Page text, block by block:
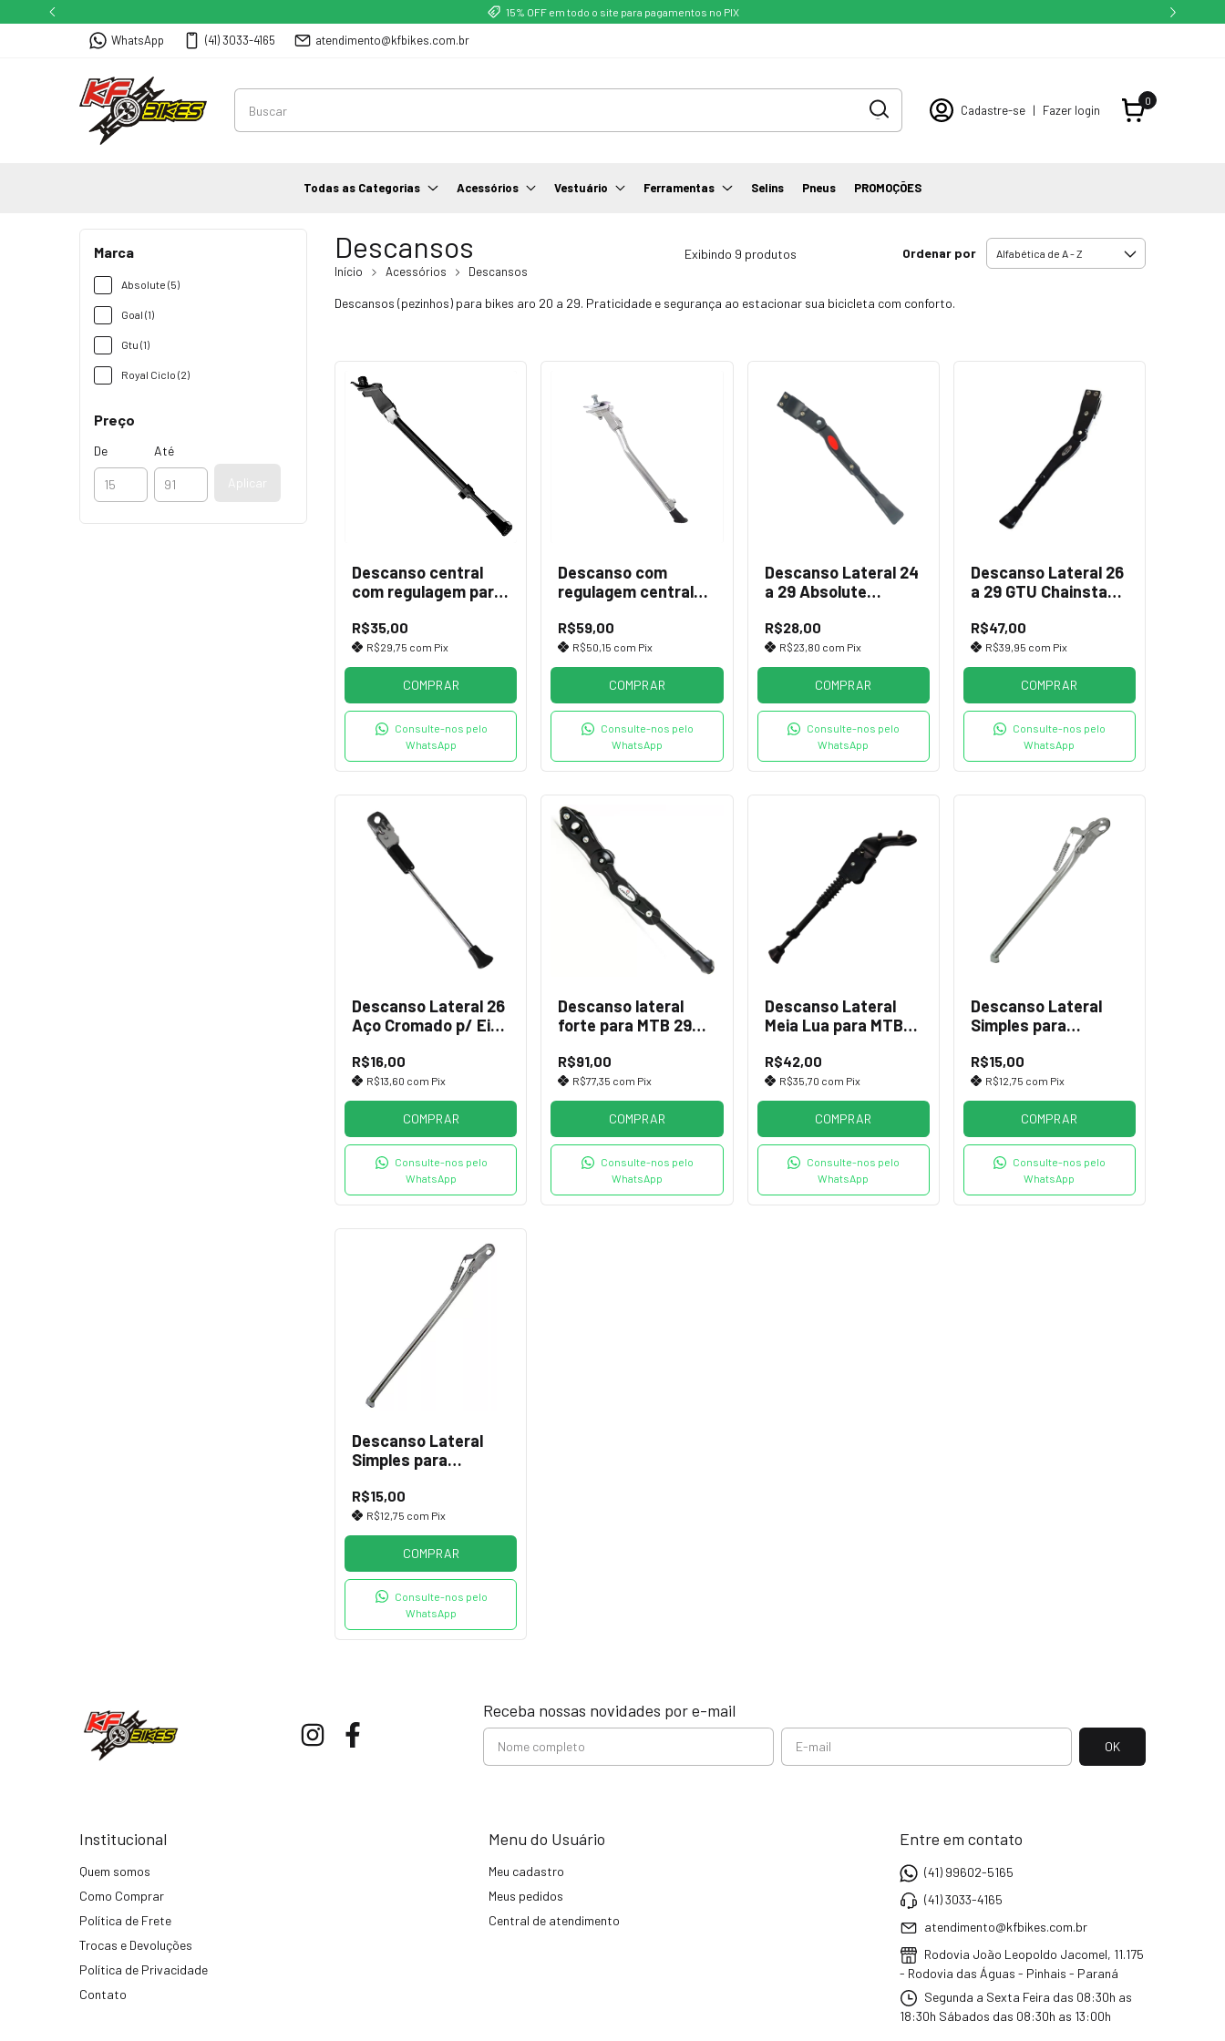
15% OFF em todo o site para pagamentos no PIX
WhatsApp (41) 3033-4165 atendimento@kfbikes.com.br
Cadastre-se | Fazer login
0
Todas as Categorias Acessórios Vestuário Ferramentas Selins Pneus PROMOÇÕES
Marca
Absolute (5)
Goal (1)
Gtu (1)
Royal Ciclo (2)
Preço
De Até
Aplicar
Descansos
Início Acessórios Descansos
Exibindo 9 produtos Ordenar por
Descansos (pezinhos) para bikes aro 20 a 29. Praticidade e segurança ao estacionar sua bicicleta com conforto.
Descanso central
com regulagem para
R$35,00
R$29,75 com Pix
COMPRAR
Consulte-nos pelo
WhatsApp
Descanso com
regulagem central
R$59,00
R$50,15 com Pix
COMPRAR
Consulte-nos pelo
WhatsApp
Descanso Lateral 24
a 29 Absolute
Preto
R$28,00
R$23,80 com Pix
COMPRAR
Consulte-nos pelo
WhatsApp
Descanso Lateral 26
a 29 GTU Chainstay
R$47,00
R$39,95 com Pix
COMPRAR
Consulte-nos pelo
WhatsApp
Descanso Lateral 26
Aço Cromado p/ Eixo
R$16,00
R$13,60 com Pix
COMPRAR
Consulte-nos pelo
WhatsApp
Descanso lateral
forte para MTB 29
R$91,00
R$77,35 com Pix
COMPRAR
Consulte-nos pelo
WhatsApp
Descanso Lateral
Meia Lua para MTB
R$42,00
R$35,70 com Pix
COMPRAR
Consulte-nos pelo
WhatsApp
Descanso Lateral
Simples para
R$15,00
R$12,75 com Pix
COMPRAR
Consulte-nos pelo
WhatsApp
Descanso Lateral
Simples para
R$15,00
R$12,75 com Pix
COMPRAR
Consulte-nos pelo
WhatsApp
Receba nossas novidades por e-mail
Institucional
Quem somos
Como Comprar
Política de Frete
Trocas e Devoluções
Política de Privacidade
Contato
Menu do Usuário
Meu cadastro
Meus pedidos
Central de atendimento
Entre em contato
(41) 99602-5165
(41) 3033-4165
atendimento@kfbikes.com.br
Rodovia João Leopoldo Jacomel, 11.175
- Rodovia das Águas - Pinhais - Paraná
Segunda a Sexta Feira das 08:30h as
18:30h Sábados das 08:30h as 13:00h